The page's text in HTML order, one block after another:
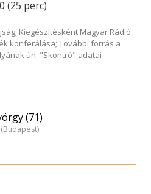
(25 perc)
Kiegészítésként Magyar Rádió
konferálása; További forrás a
ún. "Skontró" adatai
(71)